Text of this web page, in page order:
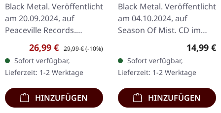
Black Metal. Veröffentlicht
am 20.09.2024, auf
Peaceville Records.
Schwarzes Vinyl. Die
norwegische Black Metal-
Entity Mork liefert mit
"Syv" ein…
Verkaufspreis:
26,99 € Regulärer Preis:
29,99 €(-10%)
Sofort verfügbar,
Lieferzeit: 1-2 Werktage
HINZUFÜGEN
Black Metal. Veröffentlicht
am 04.10.2024, auf
Season Of Mist. CD im
DigiPak mit Goldprägung.
Aus den frostigen Weiten
Norwegens…
14,99 €
Sofort verfügbar,
Lieferzeit: 1-2 Werktage
HINZUFÜGEN